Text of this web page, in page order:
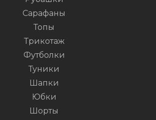
Сарафаны
Топы
Трикотаж
Футболки
Туники
Шапки
Юбки
Шорты